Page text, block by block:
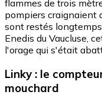
flammes de trois
pompiers craignaient
sont restés
Enedis du Vaucluse,
l'orage qui s'était
Linky : le
mouchard